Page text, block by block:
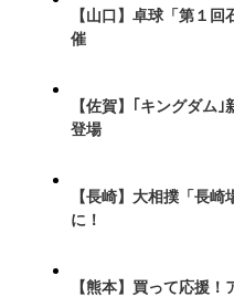
【山口】卓球「第１
催
【佐賀】｢キングダム
登場
【長崎】大相撲「長
に！
【熊本】買って応援